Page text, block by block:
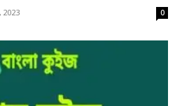
2023 0